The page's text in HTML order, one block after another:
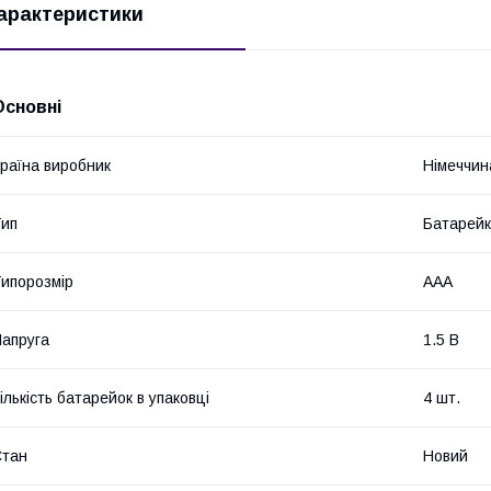
виробник
AAA
1.5 В
батарейок в упаковці 4 шт.
Новий